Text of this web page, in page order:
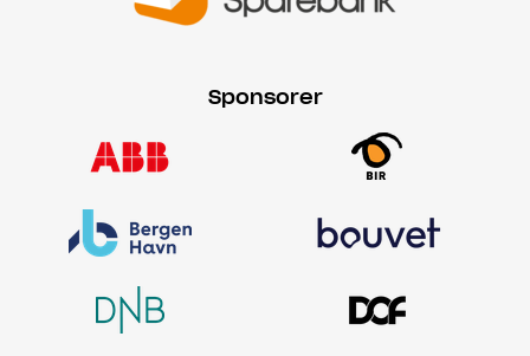
Sponsorer